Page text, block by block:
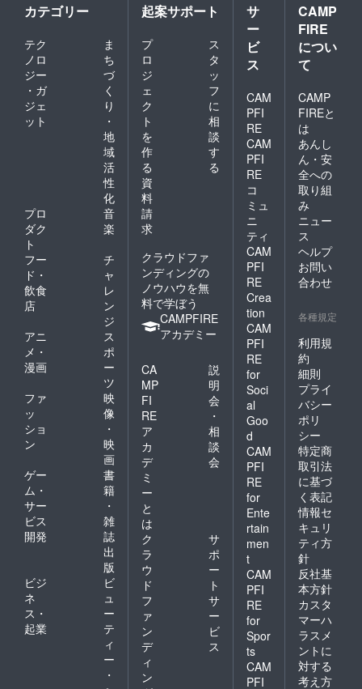
カテゴリー
テク
ノロ
ジー
・ガ
ジェ
ット
ま
ち
づ
く
り
・
地
域
活
性
化
プロ
ダク
ト
音
楽
フー
ド・
飲食
店
チ
ャ
レ
ン
ジ
アニ
メ・
漫画
ス
ポ
ー
ツ
ファ
ッ
ショ
ン
映
像
・
映
画
ゲー
ム・
サー
ビス
開発
書
籍
・
雑
誌
出
版
ビジ
ネ
ス・
起業
ビ
ュ
ー
テ
ィ
ー
・
起案サポート
プ
ロ
ジ
ェ
ク
ト
を
作
る
ス
タ
ッ
フ
に
相
談
す
る
資
料
請
求
クラウドファ
ンディングの
ノウハウを無
料で学ぼう
CAMPFIRE
アカデミー
CA
MP
FI
RE
ア
カ
デ
ミ
ー
と
は
説
明
会
・
相
談
会
ク
ラ
ウ
ド
フ
ァ
ン
デ
ィ
ン
サ
ポ
ー
ト
サ
ー
ビ
ス
サ
ー
ビ
ス
CAM
PFI
RE
CAM
PFI
RE
コ
ミュ
ニ
ティ
CAM
PFI
RE
Crea
tion
CAM
PFI
RE
for
Soci
al
Goo
d
CAM
PFI
RE
for
Ente
rtain
men
t
CAM
PFI
RE
for
Spor
ts
CAM
PFI
CAMP
FIRE
につい
て
CAMP
FIREと
は
あんし
ん・安
全への
取り組
み
ニュー
ス
ヘルプ
お問い
合わせ
各種規定
利用規
約
細則
プライ
バシー
ポリ
シー
特定商
取引法
に基づ
く表記
情報セ
キュリ
ティ方
針
反社基
本方針
カスタ
マーハ
ラスメ
ントに
対する
考え方